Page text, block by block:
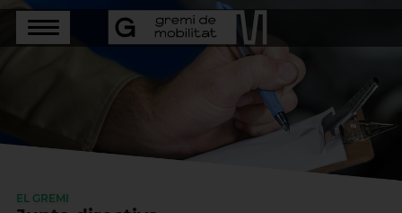
EL GREMI